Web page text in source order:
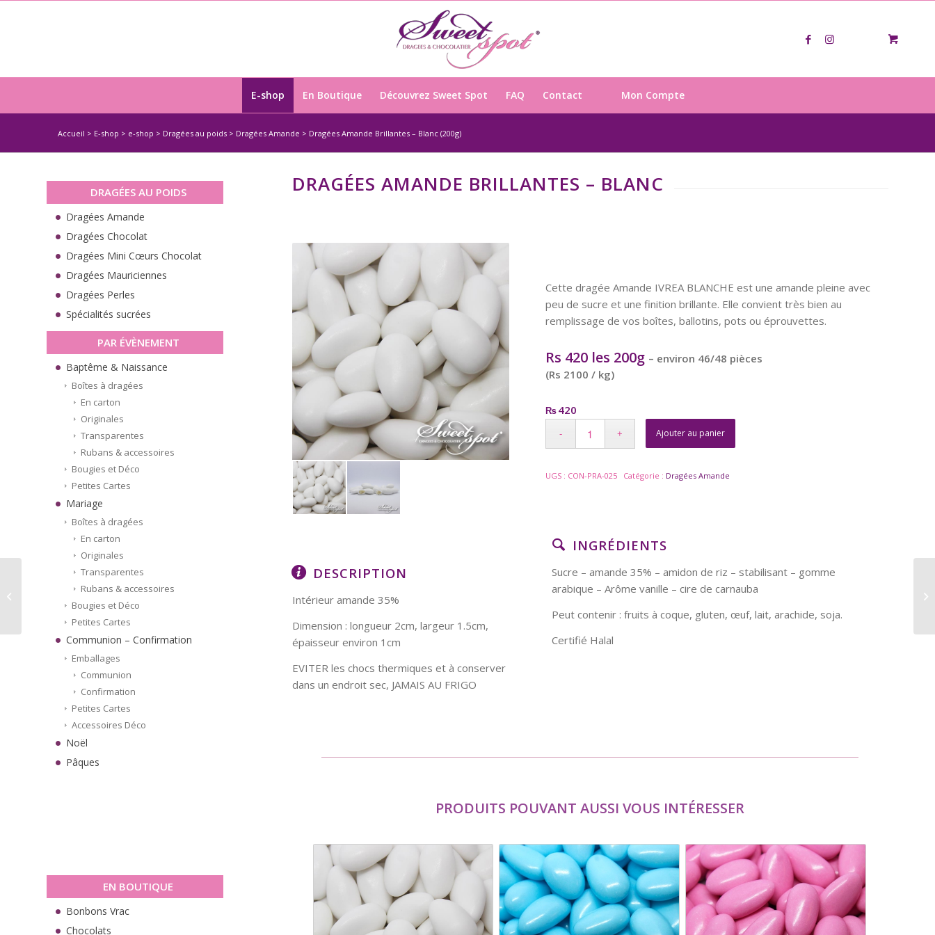
E-shop En Boutique Découvrez Sweet Spot FAQ Contact Mon Compte
Accueil > E-shop > e-shop > Dragées au poids> Dragées Amande > Dragées Amande Brillantes – Blanc (200g)
DRAGÉES AMANDE BRILLANTES – BLANC
Cette dragée Amande IVREA BLANCHE est une amande pleine avec
peu de sucre et une finition brillante. Elle convient très bien au
remplissage de vos boîtes, ballotins, pots ou éprouvettes.
Rs 420 les 200g – environ 46/48 pièces
(Rs 2100 / kg)
₨420
Ajouter au panier
UGS : CON-PRA-025 Catégorie : Dragées Amande
DESCRIPTION
Intérieur amande 35%
Dimension : longueur 2cm, largeur 1.5cm,
épaisseur environ 1cm
EVITER les chocs thermiques et à conserver
dans un endroit sec, JAMAIS AU FRIGO
INGRÉDIENTS
Sucre – amande 35% – amidon de riz – stabilisant – gomme
arabique – Arôme vanille – cire de carnauba
Peut contenir : fruits à coque, gluten, œuf, lait, arachide, soja.
Certifié Halal
PRODUITS POUVANT AUSSI VOUS INTÉRESSER
DRAGÉES AU POIDS
Dragées Amande
Dragées Chocolat
Dragées Mini Cœurs Chocolat
Dragées Mauriciennes
Dragées Perles
Spécialités sucrées
PAR ÉVÈNEMENT
Baptême & Naissance
Boîtes à dragées
En carton
Originales
Transparentes
Rubans & accessoires
Bougies et Déco
Petites Cartes
Mariage
Boîtes à dragées
En carton
Originales
Transparentes
Rubans & accessoires
Bougies et Déco
Petites Cartes
Communion – Confirmation
Emballages
Communion
Confirmation
Petites Cartes
Accessoires Déco
Noël
Pâques
EN BOUTIQUE
Bonbons Vrac
Chocolats
Dragées Amande
Brillantes – Rose (200g)